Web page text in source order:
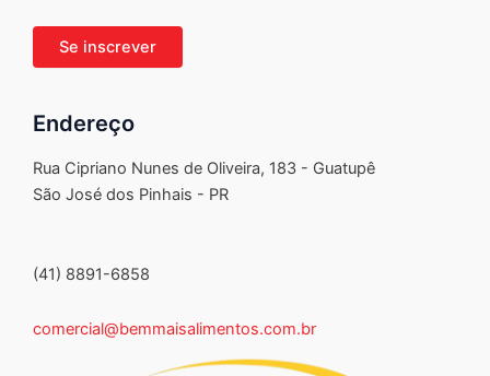
Endereço
Rua Cipriano Nunes de Oliveira, 183 - Guatupê
São José dos Pinhais - PR
(41) 8891-6858
comercial@bemmaisalimentos.com.br